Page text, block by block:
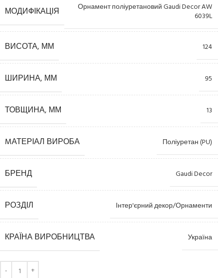
МОДИФІКАЦІЯ
Орнамент поліуретановий Gaudi Decor AW
6039L
ВИСОТА, ММ 124
ШИРИНА, ММ 95
ТОВЩИНА, ММ 13
MАТЕРІАЛ ВИРОБА Поліуретан (PU)
БРЕНД Gaudi Decor
РОЗДІЛ Інтер'єрний декор/Орнаменти
КРАЇНА ВИРОБНИЦТВА Україна